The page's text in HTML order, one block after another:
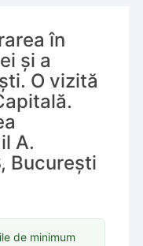
în
și a
O vizită
A.
București
de minimum